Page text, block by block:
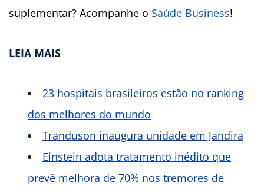
suplementar? Acompanhe o Saúde Business!
LEIA MAIS
23 hospitais brasileiros estão no ranking
dos melhores do mundo
Tranduson inaugura unidade em Jandira
Einstein adota tratamento inédito que
prevê melhora de 70% nos tremores de